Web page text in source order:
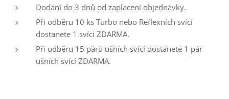
Dodání do 3 dnů od zaplacení objednávky.
Při odběru 10 ks Turbo nebo Reflexních svící
dostanete 1 svíci ZDARMA.
Při odběru 15 párů ušních svící dostanete 1 pár
ušních svící ZDARMA.